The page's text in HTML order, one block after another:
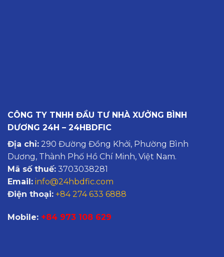
CÔNG TY TNHH ĐẦU TƯ NHÀ XƯỞNG BÌNH
DƯƠNG 24H – 24HBDFIC
Địa chỉ: 290 Đường Đồng Khởi, Phường Bình
Dương, Thành Phố Hồ Chí Minh, Việt Nam.
Mã số thuế: 3703038281
Email: info@24hbdfic.com
Điện thoại: +84 274 633 6888
Mobile: +84 973 108 629